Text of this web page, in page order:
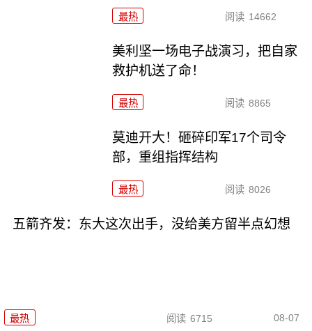
最热 阅读 14662
美利坚一场电子战演习，把自家
救护机送了命！
最热 阅读 8865
莫迪开大！砸碎印军17个司令
部，重组指挥结构
最热 阅读 8026
五箭齐发：东大这次出手，没给美方留半点幻想
最热 阅读 6715 08-07